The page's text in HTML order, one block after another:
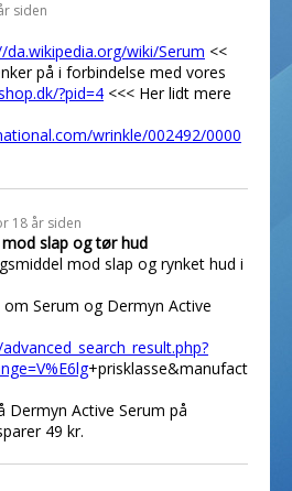
siden
da.wikipedia.org/wiki/Serum <<
på i forbindelse med vores
?pid=4 <<< Her lidt mere
wrinkle/002492/0000
18 år siden
slap og tør hud
mod slap og rynket hud i
Serum og Dermyn Active
+prisklasse&manufact
Dermyn Active Serum på
49 kr.